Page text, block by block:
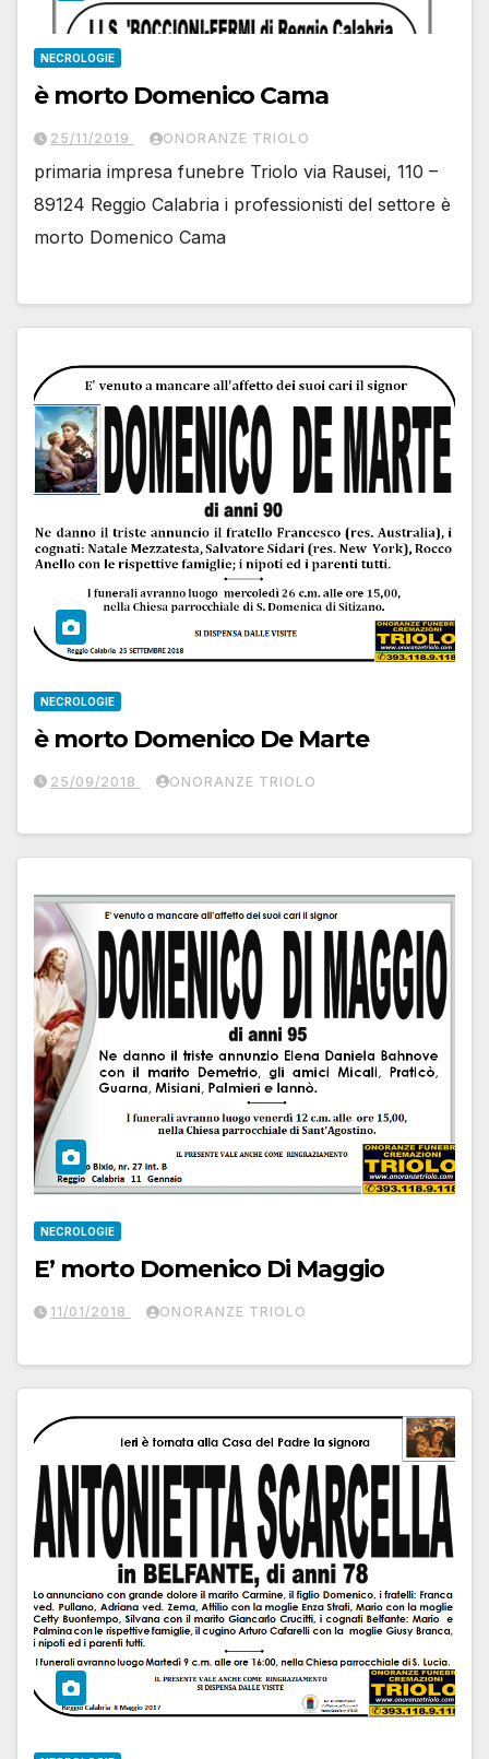
NECROLOGIE
è morto Domenico Cama
25/11/2019 ONORANZE TRIOLO
primaria impresa funebre Triolo via Rausei, 110 –
89124 Reggio Calabria i professionisti del settore è
morto Domenico Cama
NECROLOGIE
è morto Domenico De Marte
25/09/2018 ONORANZE TRIOLO
NECROLOGIE
E’ morto Domenico Di Maggio
11/01/2018 ONORANZE TRIOLO